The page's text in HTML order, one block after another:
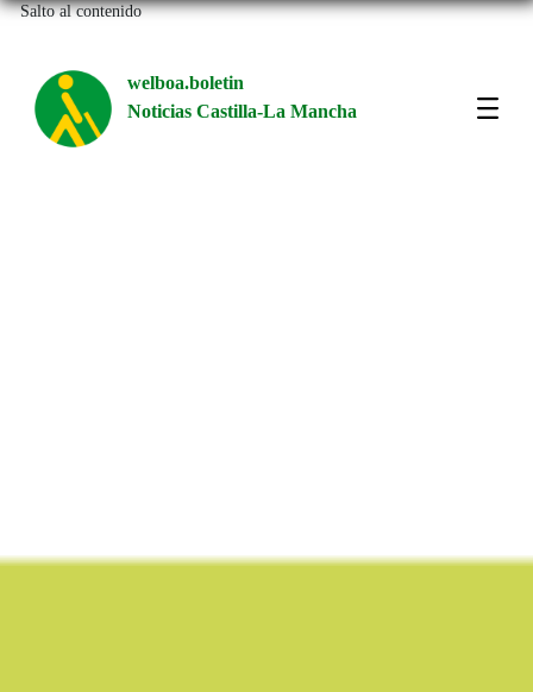
Salto al contenido
welboa.boletin
Noticias Castilla-La Mancha